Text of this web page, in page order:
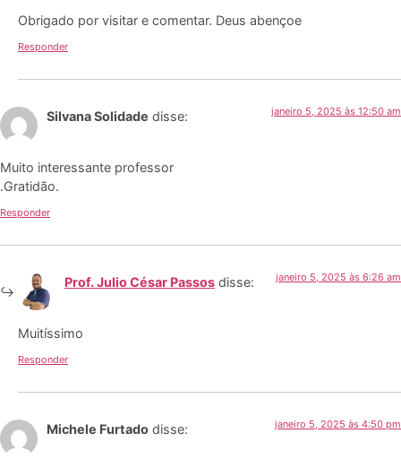
Obrigado por visitar e comentar. Deus abençoe
Responder
Silvana Solidade disse: janeiro 5, 2025 às 12:50 am
Muito interessante professor
.Gratidão.
Responder
Prof. Julio César Passos disse: janeiro 5, 2025 às 6:26 am
Muitíssimo
Responder
Michele Furtado disse: janeiro 5, 2025 às 4:50 pm